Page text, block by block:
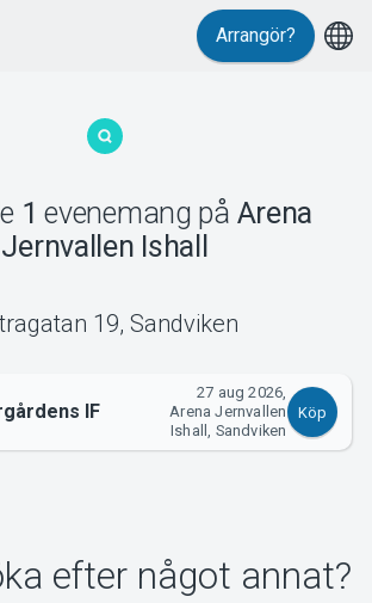
MyTickster
Support
Om Tickster
Arrangör?
1 evenemang på Arena
Jernvallen Ishall
19, Sandviken
IF
27 aug 2026,
Arena Jernvallen
Ishall, Sandviken
Köp
efter något annat?